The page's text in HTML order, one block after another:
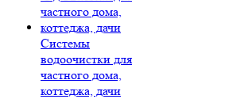
Системы
водоочистки для
частного дома,
коттеджа, дачи